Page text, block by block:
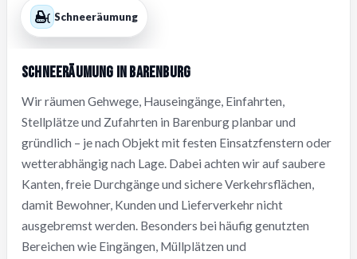
Schneeräumung
Schneeräumung in Barenburg
Wir räumen Gehwege, Hauseingänge, Einfahrten,
Stellplätze und Zufahrten in Barenburg planbar und
gründlich – je nach Objekt mit festen Einsatzfenstern oder
wetterabhängig nach Lage. Dabei achten wir auf saubere
Kanten, freie Durchgänge und sichere Verkehrsflächen,
damit Bewohner, Kunden und Lieferverkehr nicht
ausgebremst werden. Besonders bei häufig genutzten
Bereichen wie Eingängen, Müllplätzen und